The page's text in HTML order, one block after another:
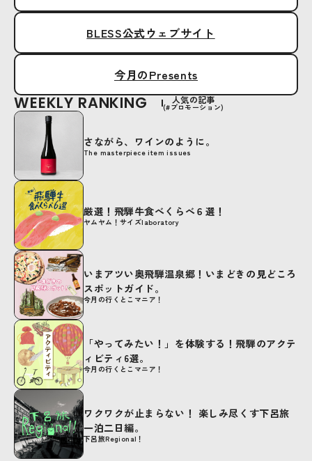
BLESS公式ウェブサイト
今月のPresents
WEEKLY RANKING 人気の記事
(#プロモーション)
The masterpiece item issues
さながら、ワインのように。
ヤムヤム！サイズlaboratory
厳選！飛騨牛食べくらべ６選！
今月の行くとこマニア！
いまアツい奥飛騨温泉郷！いまどきの見どころ
スポットガイド。
今月の行くとこマニア！
「やってみたい！」を体験する！飛騨のアクテ
ィビティ6選。
下呂旅Regional！
ワクワクが止まらない！ 楽しみ尽くす下呂旅
一泊二日編。